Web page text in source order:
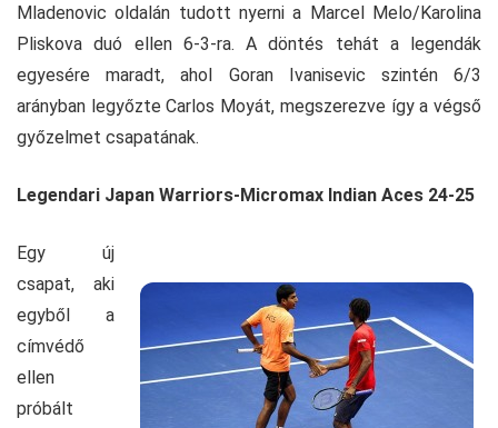
Mladenovic oldalán tudott nyerni a Marcel Melo/Karolina
Pliskova duó ellen 6-3-ra. A döntés tehát a legendák
egyesére maradt, ahol Goran Ivanisevic szintén 6/3
arányban legyőzte Carlos Moyát, megszerezve így a végső
győzelmet csapatának.
Legendari Japan Warriors-Micromax Indian Aces 24-25
Egy új
csapat, aki
egyből a
címvédő
ellen
próbált